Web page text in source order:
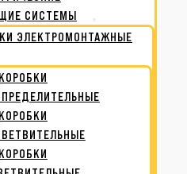
СИСТЕМЫ
ЭЛЕКТРОМОНТАЖНЫЕ
КОРОБКИ
КОРОБКИ
КОРОБКИ